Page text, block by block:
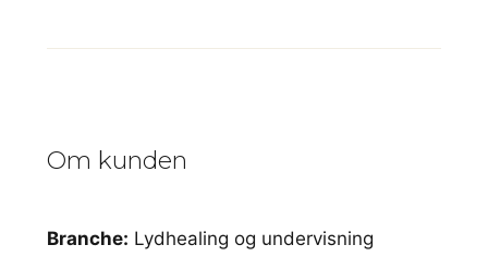
Om kunden
Branche: Lydhealing og undervisning